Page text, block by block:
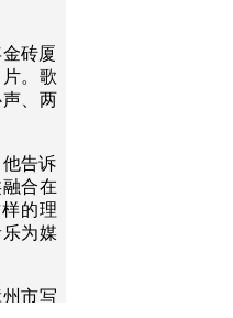
砖厦
。歌
、两
告诉
合在
的理
为媒
市写